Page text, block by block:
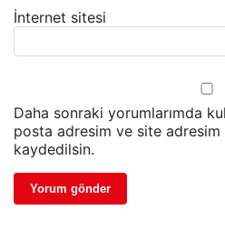
İnternet sitesi
Daha sonraki yorumlarımda
posta adresim ve site adresim
kaydedilsin.